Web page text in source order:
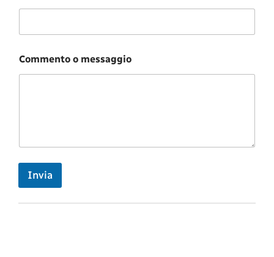
Commento o messaggio
Invia